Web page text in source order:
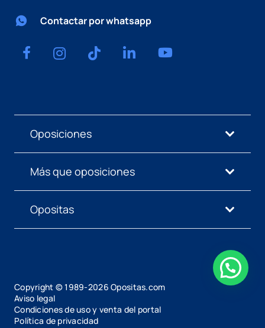
Contactar por whatsapp
Oposiciones
Más que oposiciones
Opositas
Copyright © 1989-2026 Opositas.com
Aviso legal
Condiciones de uso y venta del portal
Política de privacidad